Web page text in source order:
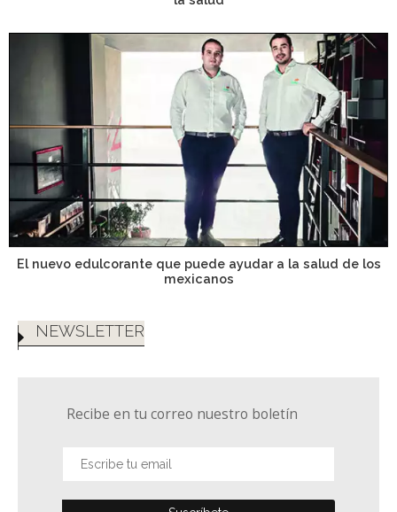
El nuevo edulcorante que puede ayudar a la salud de los
mexicanos
NEWSLETTER
Recibe en tu correo nuestro boletín